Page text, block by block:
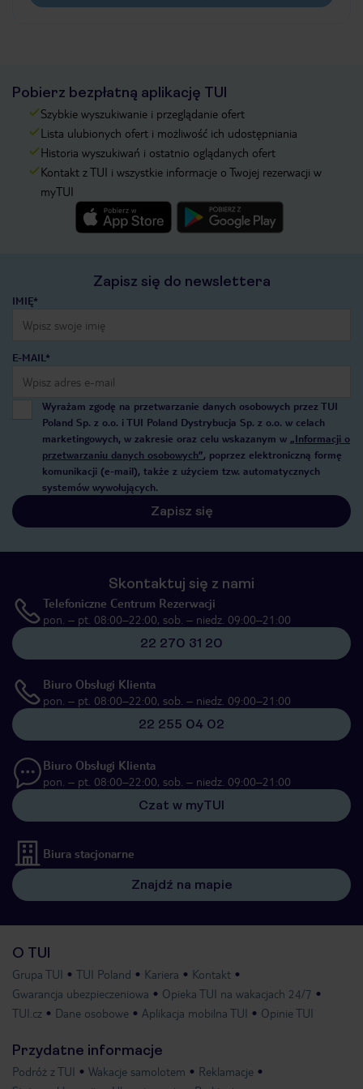
Pobierz bezpłatną aplikację TUI
Szybkie wyszukiwanie i przeglądanie ofert
Lista ulubionych ofert i możliwość ich udostępniania
Historia wyszukiwań i ostatnio oglądanych ofert
Kontakt z TUI i wszystkie informacje o Twojej rezerwacji w
myTUI
Zapisz się do newslettera
IMIĘ*
E-MAIL*
Wyrażam zgodę na przetwarzanie danych osobowych przez TUI
Poland Sp. z o.o. i TUI Poland Dystrybucja Sp. z o.o. w celach
marketingowych, w zakresie oraz celu wskazanym w „Informacji o
przetwarzaniu danych osobowych”, poprzez elektroniczną formę
komunikacji (e-mail), także z użyciem tzw. automatycznych
systemów wywołujących.
Zapisz się
Skontaktuj się z nami
Telefoniczne Centrum Rezerwacji
pon. – pt. 08:00–22:00, sob. – niedz. 09:00–21:00
22 270 31 20
Biuro Obsługi Klienta
pon. – pt. 08:00–22:00, sob. – niedz. 09:00–21:00
22 255 04 02
Biuro Obsługi Klienta
pon. – pt. 08:00–22:00, sob. – niedz. 09:00–21:00
Czat w myTUI
Biura stacjonarne
Znajdź na mapie
O TUI
Grupa TUI TUI Poland Kariera
Kontakt
Gwarancja ubezpieczeniowa
Opieka TUI na wakacjach 24/7
TUI.cz
Dane osobowe Aplikacja mobilna TUI Opinie TUI
Przydatne informacje
Podróż z TUI Wakacje samolotem
Reklamacje